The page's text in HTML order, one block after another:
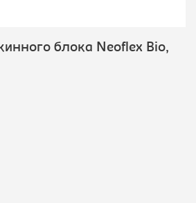
блока Neoflex Bio,